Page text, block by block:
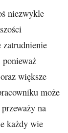
niezwykle
większe
może
na
każdy wie